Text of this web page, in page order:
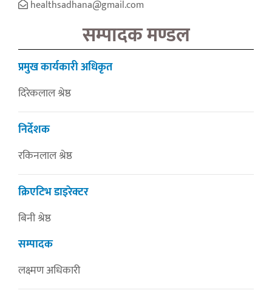
healthsadhana@gmail.com
सम्पादक मण्डल
प्रमुख कार्यकारी अधिकृत
दिरेकलाल श्रेष्ठ
निर्देशक
रकिनलाल श्रेष्ठ
क्रिएटिभ डाइरेक्टर
बिनी श्रेष्ठ
सम्पादक
लक्ष्मण अधिकारी